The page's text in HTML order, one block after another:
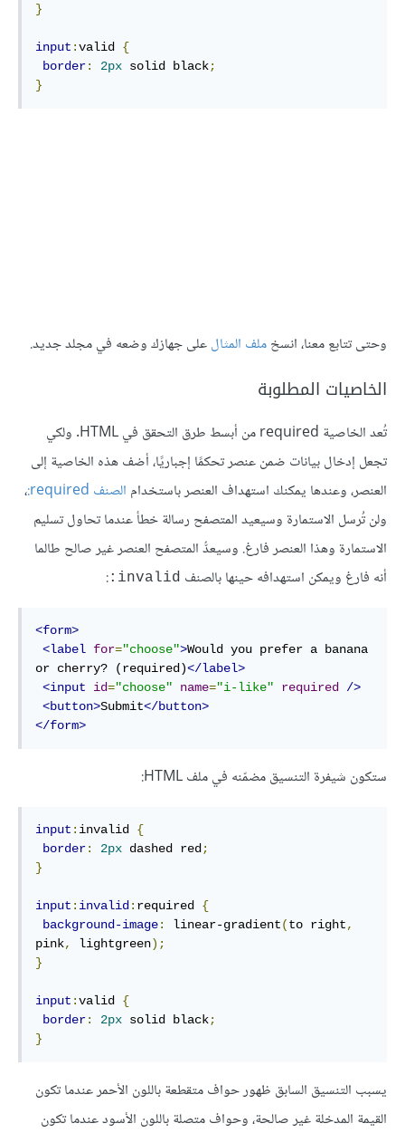
}
input :valid {
border: 2px solid black;
}
وحتى تتابع معنا، انسخملف المثالعلى جهازك وضعه في مجلد جديد.
الخاصيات المطلوبة
تُعد الخاصية required
من أبسط طرق التحقق في HTML. ولكي
تجعل إدخال بيانات ضمن عنصر تحكمًا إجباريًا، أضف هذه الخاصية إلى
العنصر، وعندها يمكنك استهداف العنصر باستخدام الصنف required:
،
ولن تُرسل الاستمارة وسيعيد المتصفح رسالة خطأ عندما تحاول تسليم
الاستمارة وهذا العنصر فارغ. وسيعدُّ المتصفح العنصر غير صالح طالما
أنه فارغ ويمكن استهدافه حينها بالصنف invalid:
:
<form>
<label for="choose">Would you prefer a banana
or cherry? (required)</label>
<input
id="choose" name="i-like" required
/>
<button>Submit</button>
</form>
ستكون شيفرة التنسيق مضمّنه في ملف HTML:
input : invalid {
border: 2px dashed red ;
}
input : invalid : required {
background-image: linear-gradient(to right,
pink, lightgreen);
}
input :valid {
border: 2px solid black;
}
يسبب التنسيق السابق ظهور حواف متقطعة باللون الأحمر عندما تكون
القيمة المدخلة غير صالحة، وحواف متصلة باللون الأسود عندما تكون